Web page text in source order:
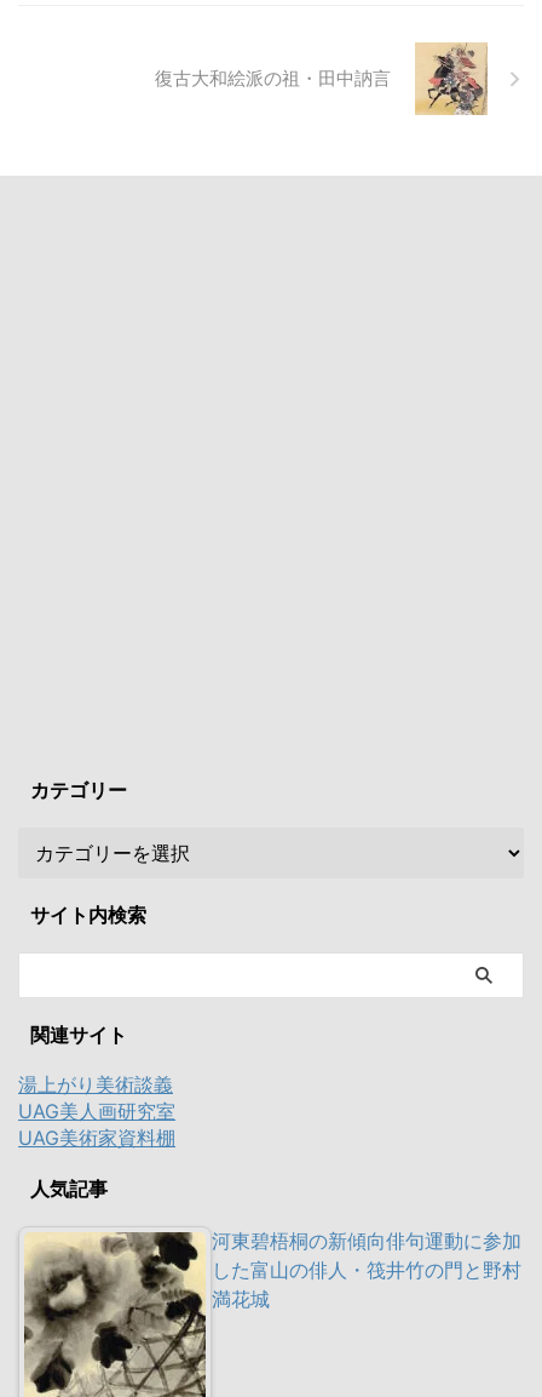
復古大和絵派の祖・田中訥言
カテゴリー
サイト内検索
関連サイト
湯上がり美術談義
UAG美人画研究室
UAG美術家資料棚
人気記事
河東碧梧桐の新傾向俳句運動に参加
した富山の俳人・筏井竹の門と野村
満花城